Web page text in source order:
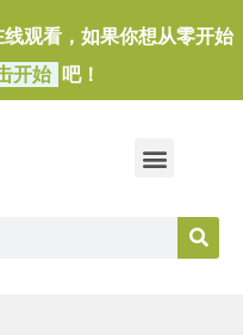
观看，如果你想从零开始
开始 吧！